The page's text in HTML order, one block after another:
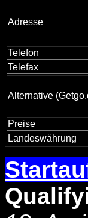
Adresse
Telefon
Telefax
Alternative
Preise
Landeswährung